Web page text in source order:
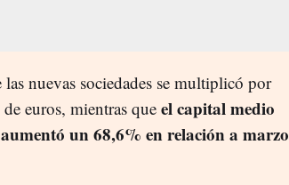
nuevas sociedades se multiplicó por
euros, mientras que el capital medio
un 68,6% en relación a marzo